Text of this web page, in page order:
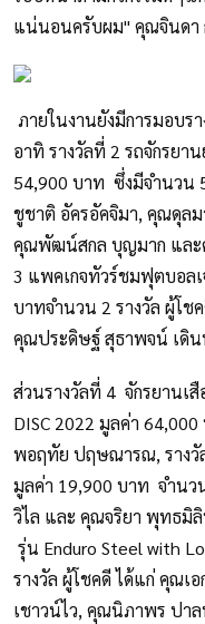
แน่นอนครับผม" คุณจินดา
ภายในงานยังมีการมอบร
อาทิ รางวัลที่ 2 รถจักรยา
54,900 บาท ซึ่งมีจำนวน
ชูชาติ อัครอัคจิมา, คุณดุล
คุณพัฒน์สกล บุญมาก และ
3 แพคเกจทัวร์ชมฟุตบอล
บาทจำนวน 2 รางวัล ผู้โ
คุณประดิษฐ์ สุธาพจน์ เดิน
ส่วนรางวัลที่ 4 จักรยานเสื
DISC 2022 มูลค่า
พอฤทัย ปฤษณารณ, รางวั
มูลค่า 19,900 บาท จำนว
วิไล และ คุณจริยา พุทธมิ
รุ่น Enduro Steel with
รางวัล ผู้โชคดี ได้แก่ คุณเ
เชาวน์ไว, คุณนิภาพร ปา